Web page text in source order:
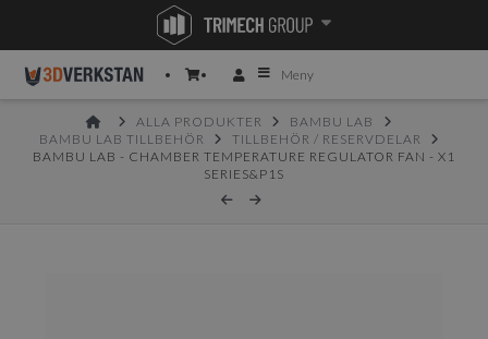
Meny
HOMEALLA PRODUKTER
BAMBU LAB
BAMBU LAB TILLBEHÖR
TILLBEHÖR / RESERVDELAR
BAMBU LAB - CHAMBER TEMPERATURE REGULATOR FAN - X1
SERIES&P1S